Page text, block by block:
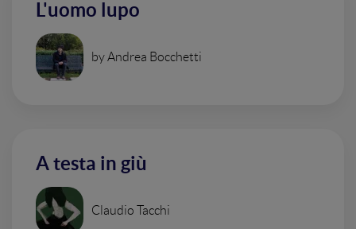
L'uomo lupo
by Andrea Bocchetti
A testa in giù
Claudio Tacchi